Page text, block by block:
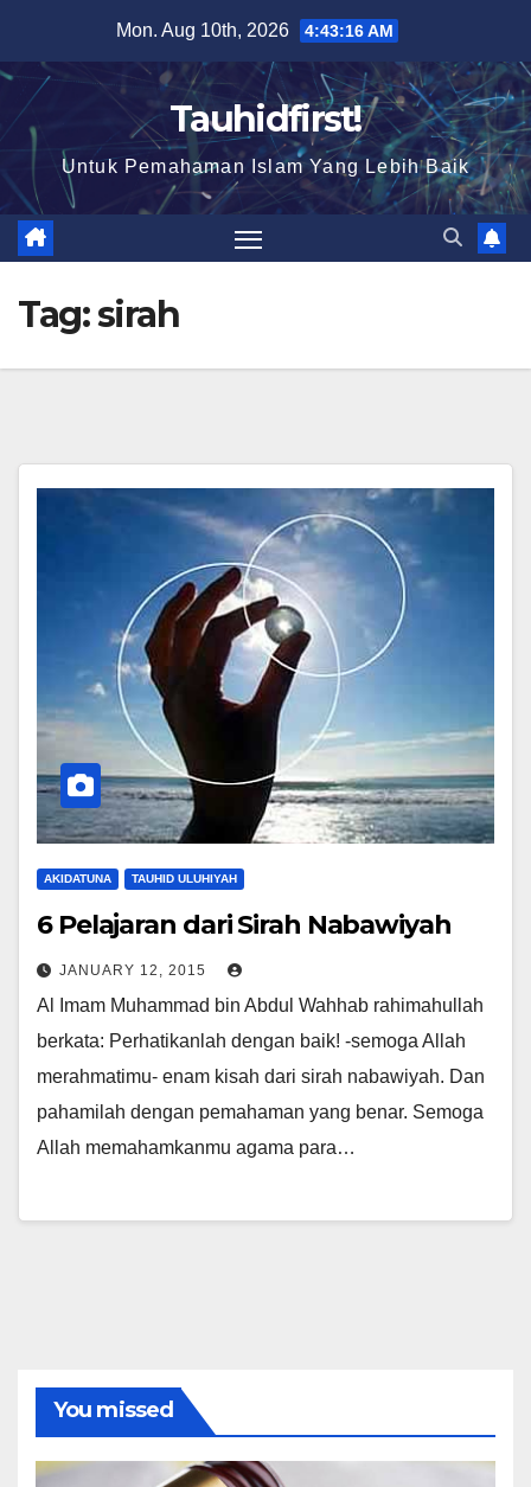
content
Mon. Aug 10th, 2026 4:43:16 AM
Tauhidfirst!
Untuk Pemahaman Islam Yang Lebih Baik
Tag:sirah
AKIDATUNA TAUHID ULUHIYAH
6 Pelajaran dari Sirah Nabawiyah
JANUARY 12, 2015
Al Imam Muhammad bin Abdul Wahhab rahimahullah
berkata: Perhatikanlah dengan baik! -semoga Allah
merahmatimu- enam kisah dari sirah nabawiyah. Dan
pahamilah dengan pemahaman yang benar. Semoga
Allah memahamkanmu agama para…
You missed